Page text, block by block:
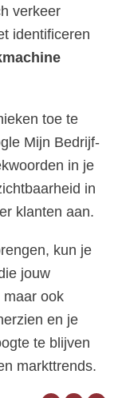
verkeer
identificeren
toe te
Mijn Bedrijf-
in je
in
klanten aan.
kun je
jouw
maar ook
en je
te blijven
markttrends.